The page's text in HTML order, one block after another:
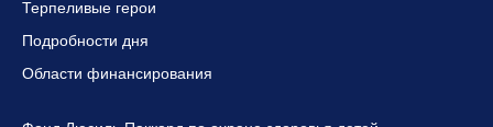
Терпеливые герои
Подробности дня
Области финансирования